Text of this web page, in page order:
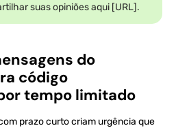
suas opiniões aqui [URL].
do
código
tempo limitado
prazo curto criam urgência que